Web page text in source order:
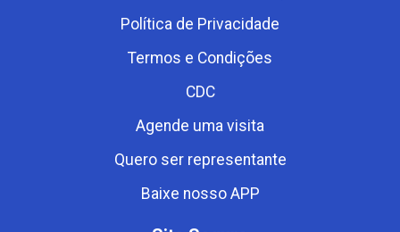
Política de Privacidade
Termos e Condições
CDC
Agende uma visita
Quero ser representante
Baixe nosso APP